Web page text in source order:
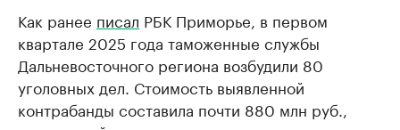
Как ранее писал РБК Приморье, в первом
квартале 2025 года таможенные службы
Дальневосточного региона возбудили 80
уголовных дел. Стоимость выявленной
контрабанды составила почти 880 млн руб.,